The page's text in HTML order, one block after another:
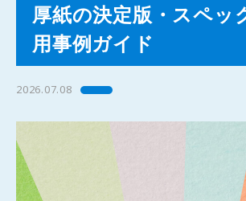
厚紙の決定版・スペッ
用事例ガイド
2026.07.08